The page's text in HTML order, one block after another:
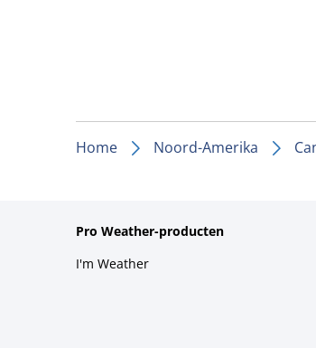
Home Noord-Amerika
Pro Weather-producten
I'm Weather